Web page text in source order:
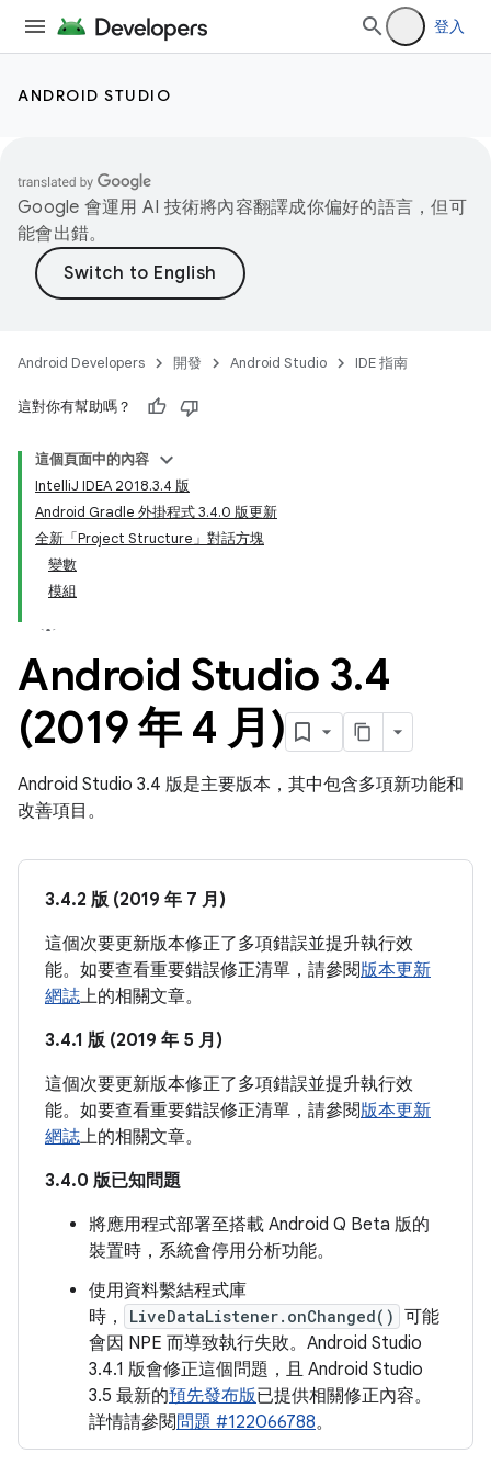
登入
ANDROID STUDIO
Google 會運用 AI 技術將內容翻譯成你偏好的語言，但可
能會出錯。
Android Developers 開發 Android Studio IDE 指南
這對你有幫助嗎？
這個頁面中的內容
IntelliJ IDEA 2018.3.4 版
Android Gradle 外掛程式 3.4.0 版更新
全新「Project Structure」對話方塊
變數
模組
Android Studio 3.4
(2019 年 4 月)
Android Studio 3.4 版是主要版本，其中包含多項新功能和
改善項目。
3.4.2 版 (2019 年 7 月)
這個次要更新版本修正了多項錯誤並提升執行效
能。如要查看重要錯誤修正清單，請參閱版本更新
網誌上的相關文章。
3.4.1 版 (2019 年 5 月)
這個次要更新版本修正了多項錯誤並提升執行效
能。如要查看重要錯誤修正清單，請參閱版本更新
網誌上的相關文章。
3.4.0 版已知問題
將應用程式部署至搭載 Android Q Beta 版的
裝置時，系統會停用分析功能。
使用資料繫結程式庫
時，
LiveDataListener.onChanged() 可能
會因 NPE 而導致執行失敗。Android Studio
3.4.1 版會修正這個問題，且 Android Studio
3.5 最新的預先發布版已提供相關修正內容。
詳情請參閱 問題 #122066788。